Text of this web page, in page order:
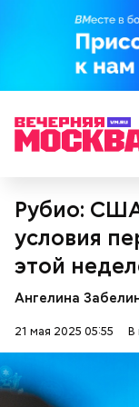
Рубио:
условия
этой
Ангелина
21 мая 2025 05:55 В
проблемы с